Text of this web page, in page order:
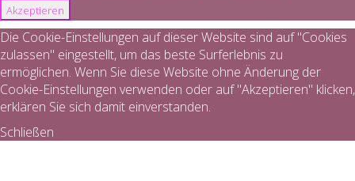
Akzeptieren
Die Cookie-Einstellungen auf dieser Website sind auf "Cookies
zulassen" eingestellt, um das beste Surferlebnis zu
ermöglichen. Wenn Sie diese Website ohne Änderung der
Cookie-Einstellungen verwenden oder auf "Akzeptieren" klicken,
erklären Sie sich damit einverstanden.
Schließen